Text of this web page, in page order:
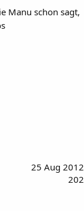
Manu schon sagt,
25 Aug 2012
202